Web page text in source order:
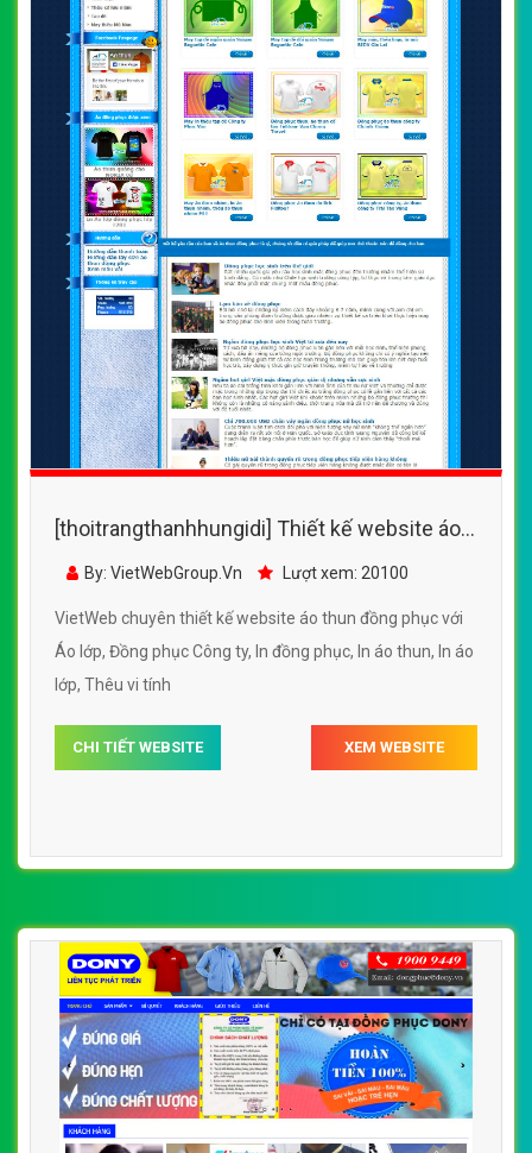
[thoitrangthanhhungidi] Thiết kế website áo
thun đồng phục đẹp, chuyên nghiệp chuẩn
By: VietWebGroup.Vn Lượt xem: 20100
VietWeb chuyên thiết kế website áo thun đồng phục với
Áo lớp, Đồng phục Công ty, In đồng phục, In áo thun, In áo
lớp, Thêu vi tính
CHI TIẾT WEBSITE XEM WEBSITE